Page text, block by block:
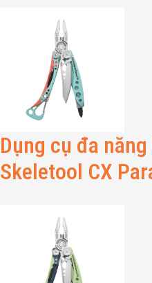
Dụng cụ đa
Skeletool CX